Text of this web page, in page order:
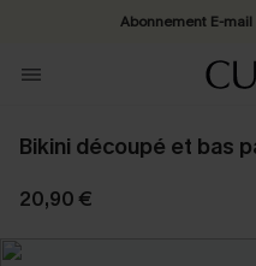
Abonnement E-
Bikini découpé et bas
20,90 €